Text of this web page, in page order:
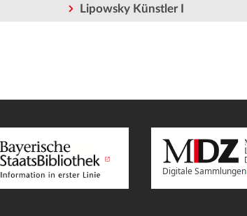
Lipowsky Künstler I
Digitale Sammlungen